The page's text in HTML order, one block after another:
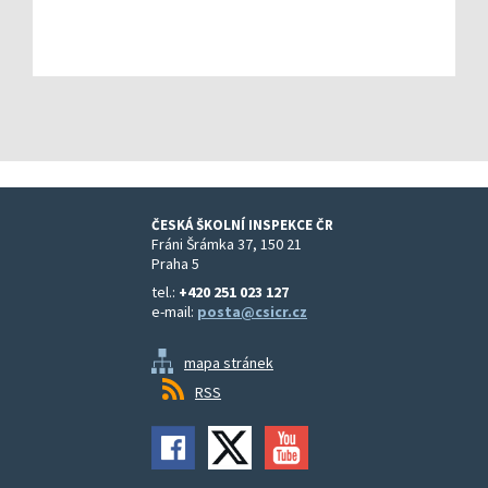
ČESKÁ ŠKOLNÍ INSPEKCE ČR
Fráni Šrámka 37, 150 21
Praha 5
tel.: +420 251 023 127
e-mail: posta@csicr.cz
mapa stránek
RSS